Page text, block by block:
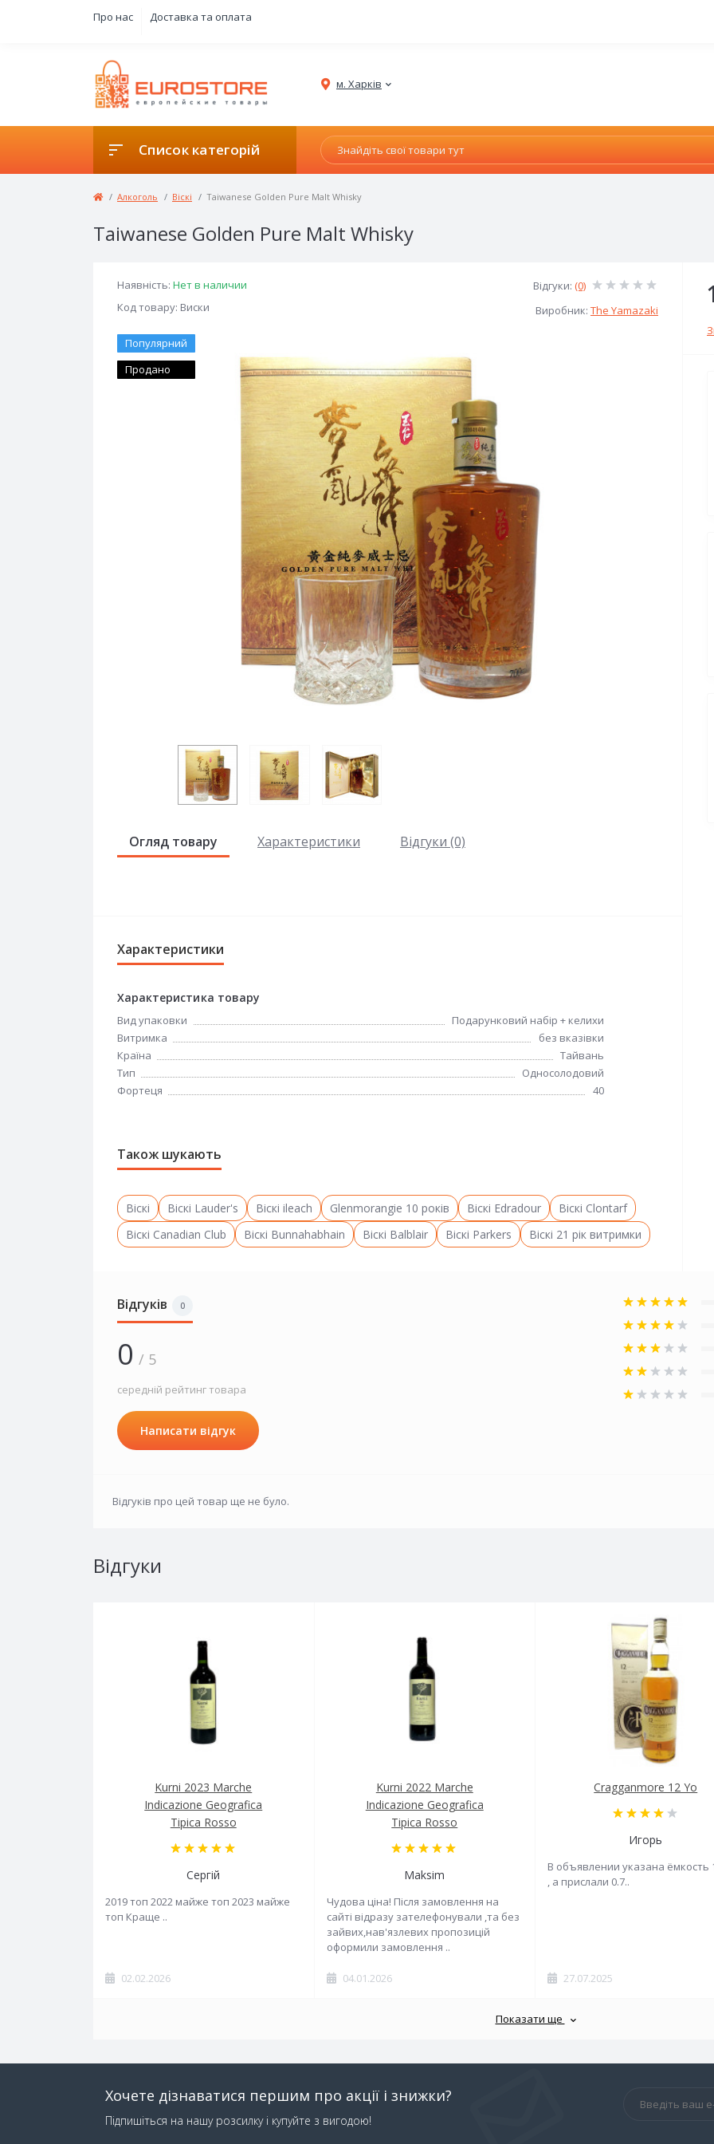
Про нас Доставка та оплата
м. Харків
Список категорій
Алкоголь Віскі Taiwanese Golden Pure Malt Whisky
Taiwanese Golden Pure Malt Whisky
Наявність: Нет в наличии
Код товару: Виски
Відгуки: (0)
Виробник: The Yamazaki
Популярний
Продано
Огляд товару Характеристики Відгуки (0)
Характеристики
Характеристика товару
Вид упаковки
Подарунковий набір + келихи
Витримка
без вказівки
Країна
Тайвань
Тип
Односолодовий
Фортеця
40
Також шукають
Віскі Віскі Lauder's Віскі ileach Glenmorangie 10 років Віскі Edradour
Віскі Clontarf
Віскі Canadian Club
Віскі Bunnahabhain Віскі Balblair Віскі Parkers Віскі 21 рік витримки
Відгуків 0
0 / 5
середній рейтинг товара
Написати відгук
Відгуків про цей товар ще не було.
Відгуки
Kurni 2023 Marche
Indicazione Geografica
Tipica Rosso
Сергій
2019 топ 2022 майже топ 2023 майже
топ Краще ..
02.02.2026
Kurni 2022 Marche
Indicazione Geografica
Tipica Rosso
Maksim
Чудова ціна! Після замовлення на
сайті відразу зателефонували ,та без
зайвих,нав'язлевих пропозицій
оформили замовлення ..
04.01.2026
Cragganmore 12 Yo
Игорь
В объявлении указана ёмкость
, а прислали 0.7..
27.07.2025
Показати ще
Хочете дізнаватися першим про акції і знижки?
Підпишіться на нашу розсилку і купуйте з вигодою!